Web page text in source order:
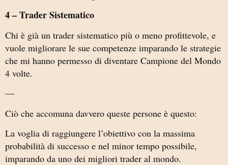
4 – Trader Sistematico
Chi è già un trader sistematico più o meno profittevole, e
vuole migliorare le sue competenze imparando le strategie
che mi hanno permesso di diventare Campione del Mondo
4 volte.
—
Ciò che accomuna davvero queste persone è questo:
La voglia di raggiungere l’obiettivo con la massima
probabilità di successo e nel minor tempo possibile,
imparando da uno dei migliori trader al mondo.